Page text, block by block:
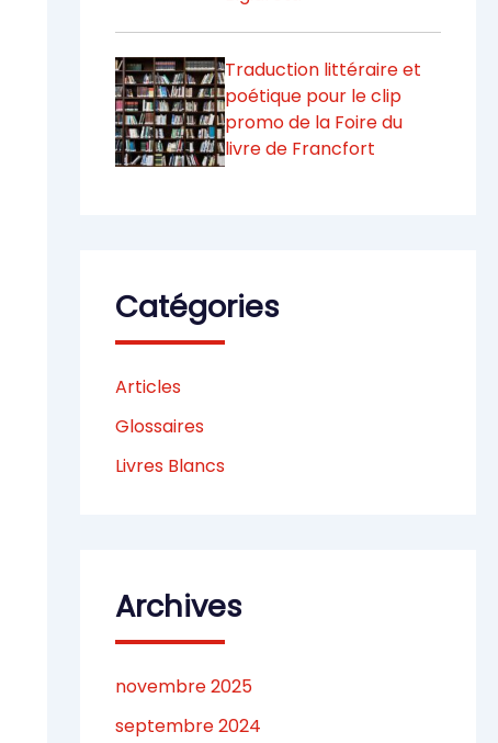
Traduction littéraire et
poétique pour le clip
promo de la Foire du
livre de Francfort
Catégories
Articles
Glossaires
Livres Blancs
Archives
novembre 2025
septembre 2024